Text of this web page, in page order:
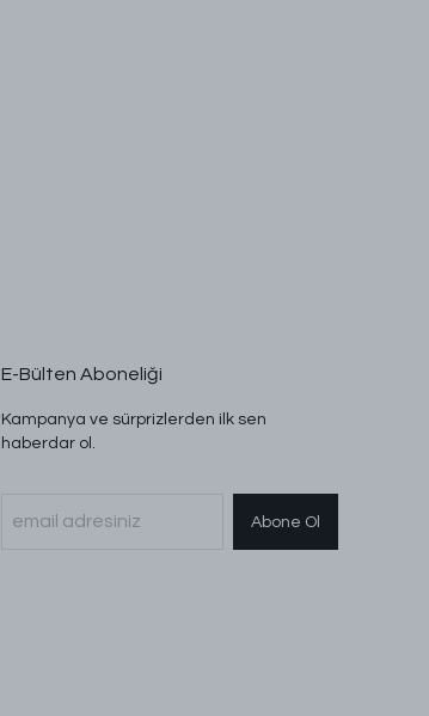
E-Bülten Aboneliği
Kampanya ve sürprizlerden ilk sen
haberdar ol.
Abone Ol